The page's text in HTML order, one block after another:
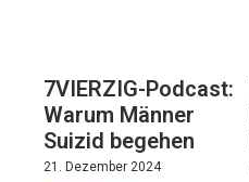
7VIERZIG-Podcast:
Warum Männer
Suizid begehen
21. Dezember 2024